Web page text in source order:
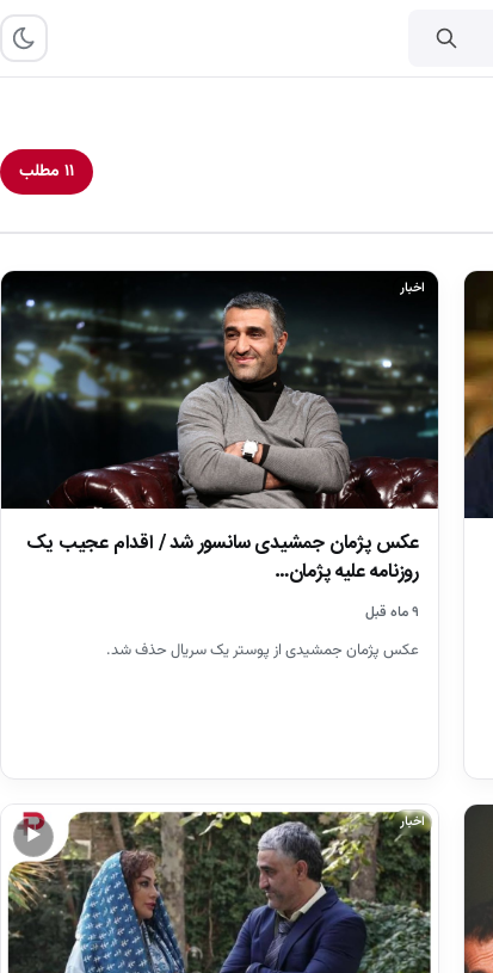
۱۱ مطلب
اخبار
عکس پژمان جمشیدی سانسور شد / اقدام عجیب یک
روزنامه علیه پژمان…
۹ ماه قبل
عکس پژمان جمشیدی از پوستر یک سریال حذف شد.
▶
اخبار